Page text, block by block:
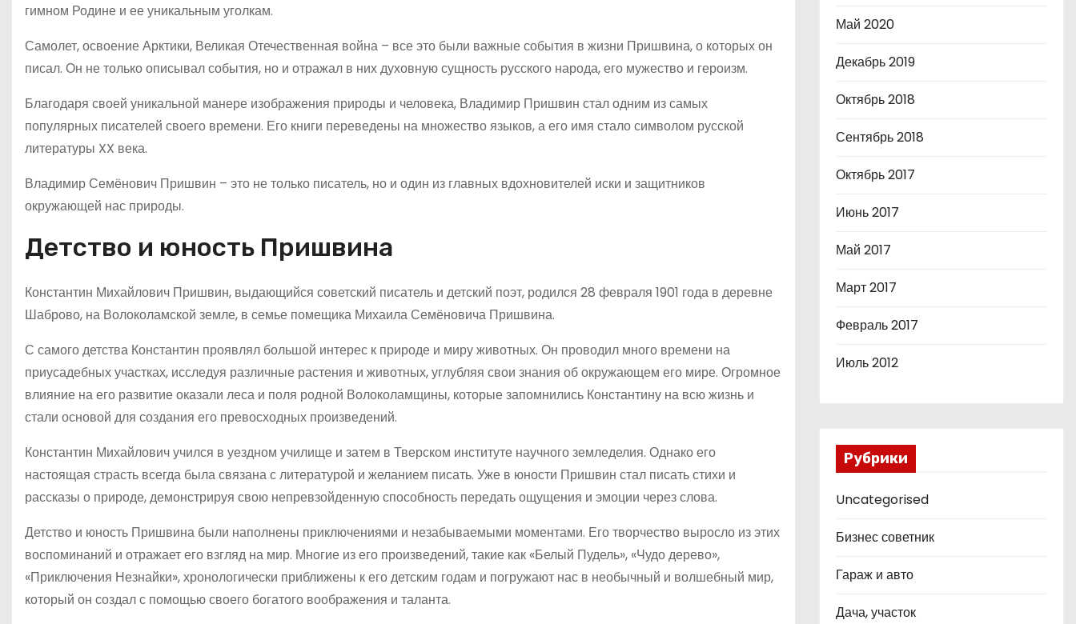
гимном Родине и ее уникальным уголкам.
Самолет, освоение Арктики, Великая Отечественная война – все это были важные события в жизни Пришвина, о которых он
писал. Он не только описывал события, но и отражал в них духовную сущность русского народа, его мужество и героизм.
Благодаря своей уникальной манере изображения природы и человека, Владимир Пришвин стал одним из самых
популярных писателей своего времени. Его книги переведены на множество языков, а его имя стало символом русской
литературы XX века.
Владимир Семёнович Пришвин – это не только писатель, но и один из главных вдохновителей иски и защитников
окружающей нас природы.
Детство и юность Пришвина
Константин Михайлович Пришвин, выдающийся советский писатель и детский поэт, родился 28 февраля 1901 года в деревне
Шаброво, на Волоколамской земле, в семье помещика Михаила Семёновича Пришвина.
С самого детства Константин проявлял большой интерес к природе и миру животных. Он проводил много времени на
приусадебных участках, исследуя различные растения и животных, углубляя свои знания об окружающем его мире. Огромное
влияние на его развитие оказали леса и поля родной Волоколамщины, которые запомнились Константину на всю жизнь и
стали основой для создания его превосходных произведений.
Константин Михайлович учился в уездном училище и затем в Тверском институте научного земледелия. Однако его
настоящая страсть всегда была связана с литературой и желанием писать. Уже в юности Пришвин стал писать стихи и
рассказы о природе, демонстрируя свою непревзойденную способность передать ощущения и эмоции через слова.
Детство и юность Пришвина были наполнены приключениями и незабываемыми моментами. Его творчество выросло из этих
воспоминаний и отражает его взгляд на мир. Многие из его произведений, такие как «Белый Пудель», «Чудо дерево»,
«Приключения Незнайки», хронологически приближены к его детским годам и погружают нас в необычный и волшебный мир,
который он создал с помощью своего богатого воображения и таланта.
Май 2020
Декабрь 2019
Октябрь 2018
Сентябрь 2018
Октябрь 2017
Июнь 2017
Май 2017
Март 2017
Февраль 2017
Июль 2012
Рубрики
Uncategorised
Бизнес советник
Гараж и авто
Дача, участок